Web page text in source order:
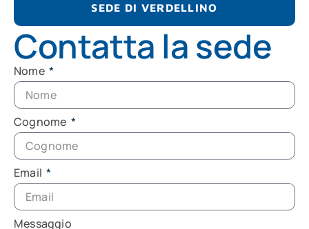
SEDE DI VERDELLINO
Contatta la sede
Nome
Cognome
Email
Messaggio